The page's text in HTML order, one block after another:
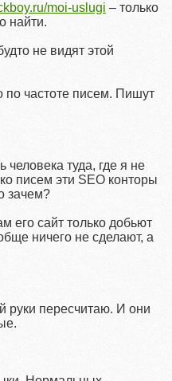
moi-uslugi – только
найти.
не видят этой
по частоте писем. Пишут
туда, где я не
писем эти SEO конторы
зачем?
его сайт только добьют
ничего не сделают, а
руки пересчитаю. И они